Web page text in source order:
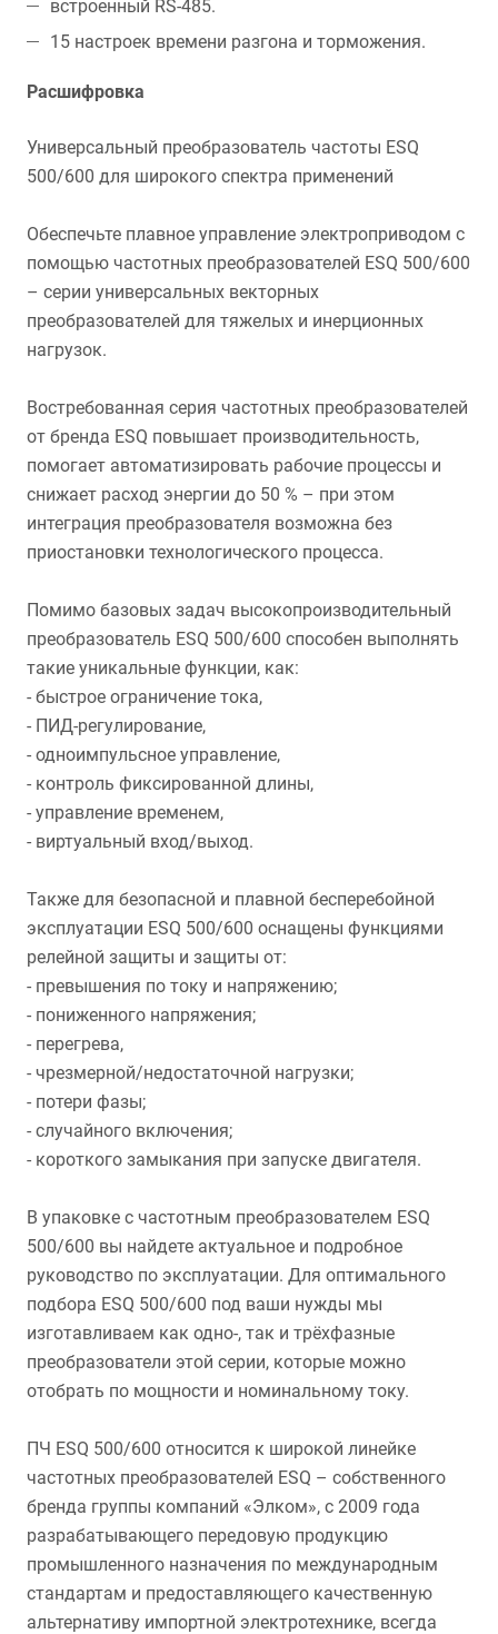
встроенный RS-485.
15 настроек времени разгона и торможения.
Расшифровка
Универсальный преобразователь частоты ESQ
500/600 для широкого спектра применений
Обеспечьте плавное управление электроприводом с
помощью частотных преобразователей ESQ 500/600
– серии универсальных векторных
преобразователей для тяжелых и инерционных
нагрузок.
Востребованная серия частотных преобразователей
от бренда ESQ повышает производительность,
помогает автоматизировать рабочие процессы и
снижает расход энергии до 50 % – при этом
интеграция преобразователя возможна без
приостановки технологического процесса.
Помимо базовых задач высокопроизводительный
преобразователь ESQ 500/600 способен выполнять
такие уникальные функции, как:
- быстрое ограничение тока,
- ПИД-регулирование,
- одноимпульсное управление,
- контроль фиксированной длины,
- управление временем,
- виртуальный вход/выход.
Также для безопасной и плавной бесперебойной
эксплуатации ESQ 500/600 оснащены функциями
релейной защиты и защиты от:
- превышения по току и напряжению;
- пониженного напряжения;
- перегрева,
- чрезмерной/недостаточной нагрузки;
- потери фазы;
- случайного включения;
- короткого замыкания при запуске двигателя.
В упаковке с частотным преобразователем ESQ
500/600 вы найдете актуальное и подробное
руководство по эксплуатации. Для оптимального
подбора ESQ 500/600 под ваши нужды мы
изготавливаем как одно-, так и трёхфазные
преобразователи этой серии, которые можно
отобрать по мощности и номинальному току.
ПЧ ESQ 500/600 относится к широкой линейке
частотных преобразователей ESQ – собственного
бренда группы компаний «Элком», с 2009 года
разрабатывающего передовую продукцию
промышленного назначения по международным
стандартам и предоставляющего качественную
альтернативу импортной электротехнике, всегда